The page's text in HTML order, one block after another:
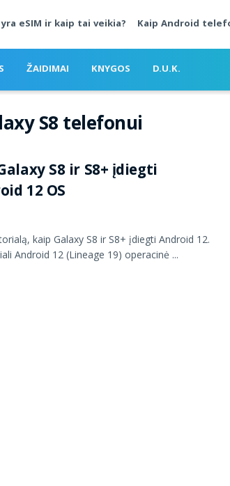
yra eSIM ir kaip tai veikia? Kaip Android
ŽAIDIMAI KNYGOS D.U.K.
S8 telefonui
S8 ir S8+ įdiegti
12 OS
kaip Galaxy S8 ir S8+ įdiegti Android 12.
Android 12 (Lineage 19) operacinė ...